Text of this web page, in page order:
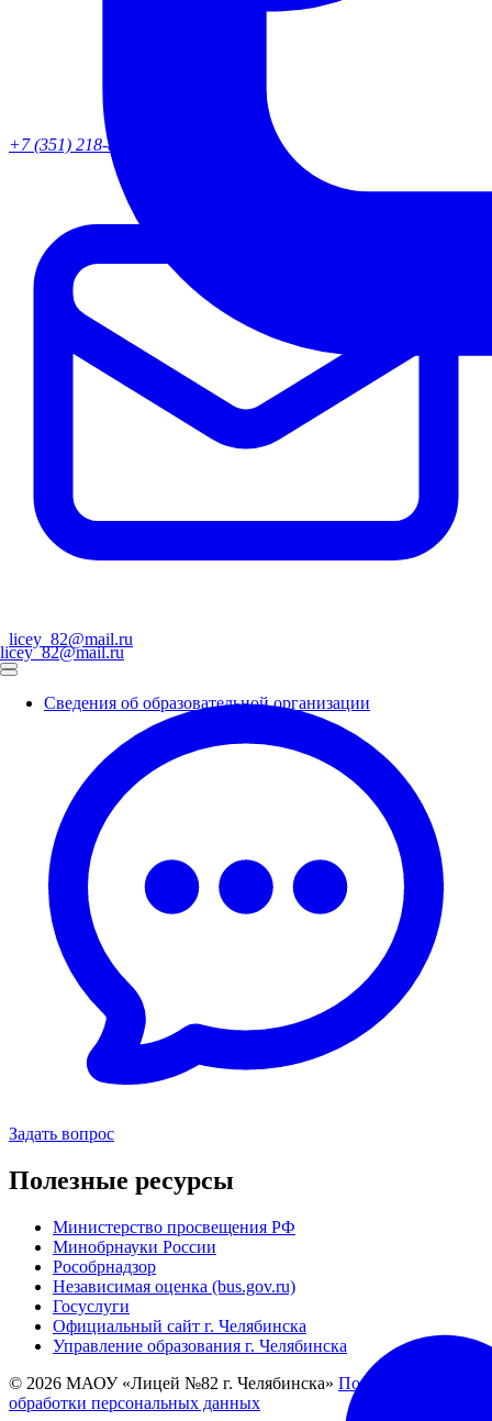
licey_82@mail.ru
Сведения об образовательной организации
+7 (351) 218-82-95
licey_82@mail.ru
Задать вопрос
Полезные ресурсы
Министерство просвещения РФ
Минобрнауки России
Рособрнадзор
Независимая оценка (bus.gov.ru)
Госуслуги
Официальный сайт г. Челябинска
Управление образования г. Челябинска
© 2026 МАОУ «Лицей №82 г. Челябинска» Политика
обработки персональных данных